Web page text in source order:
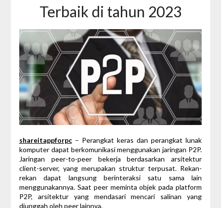
Terbaik di tahun 2023
shareitappforpc – Perangkat keras dan perangkat lunak
komputer dapat berkomunikasi menggunakan jaringan P2P.
Jaringan peer-to-peer bekerja berdasarkan arsitektur
client-server, yang merupakan struktur terpusat. Rekan-
rekan dapat langsung berinteraksi satu sama lain
menggunakannya. Saat peer meminta objek pada platform
P2P, arsitektur yang mendasari mencari salinan yang
diunggah oleh peer lainnya.